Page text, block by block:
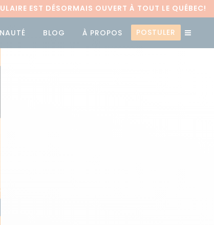
EST DÉSORMAIS OUVERT À TOUT LE QUÉBEC!
BLOG À PROPOS POSTULER